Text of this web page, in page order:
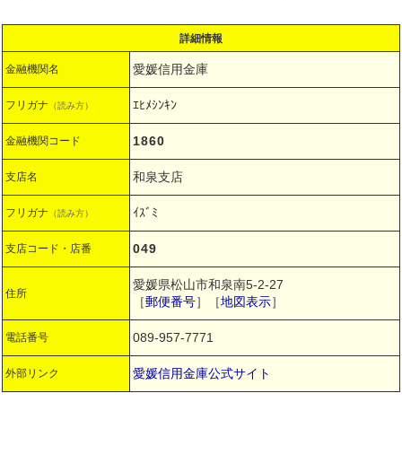
詳細情報
金融機関名 愛媛信用金庫
フリガナ （読み方） ｴﾋﾒｼﾝｷﾝ
金融機関コード 1860
支店名 和泉支店
フリガナ （読み方） ｲｽﾞﾐ
支店コード・店番 049
住所
愛媛県松山市和泉南5-2-27
［郵便番号］［地図表示］
電話番号 089-957-7771
外部リンク 愛媛信用金庫公式サイト